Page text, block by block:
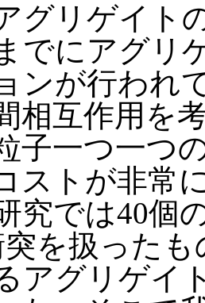
グリゲイト
でにアグリ
ンが行われ
相互作用を
子一つ一つ
ストが非常
究では40個
を扱った
アグリゲイ